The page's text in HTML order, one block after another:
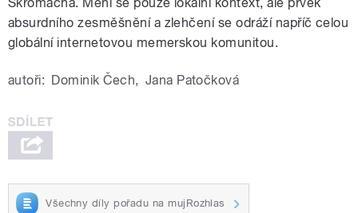
absurdního zesměšnění a zlehčení se odráží napříč celou
globální internetovou memerskou komunitou.
autoři: Dominik Čech, Jana Patočková
Všechny díly pořadu na mujRozhlas